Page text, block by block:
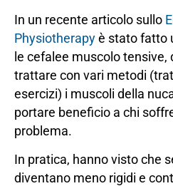
In un recente articolo sullo
Physiotherapy è stato fatto
le cefalee muscolo tensive,
trattare con vari metodi
esercizi) i muscoli della
portare beneficio a chi
problema.
In pratica, hanno visto che
diventano meno rigidi e